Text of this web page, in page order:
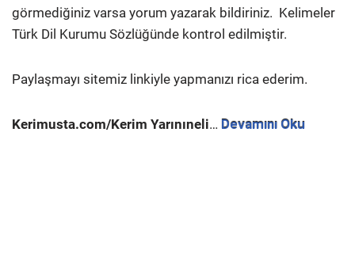
görmediğiniz varsa yorum yazarak bildiriniz. Kelimeler
Türk Dil Kurumu Sözlüğünde kontrol edilmiştir.
Paylaşmayı sitemiz linkiyle yapmanızı rica ederim.
Kerimusta.com/Kerim Yarınıneli… Devamını Oku